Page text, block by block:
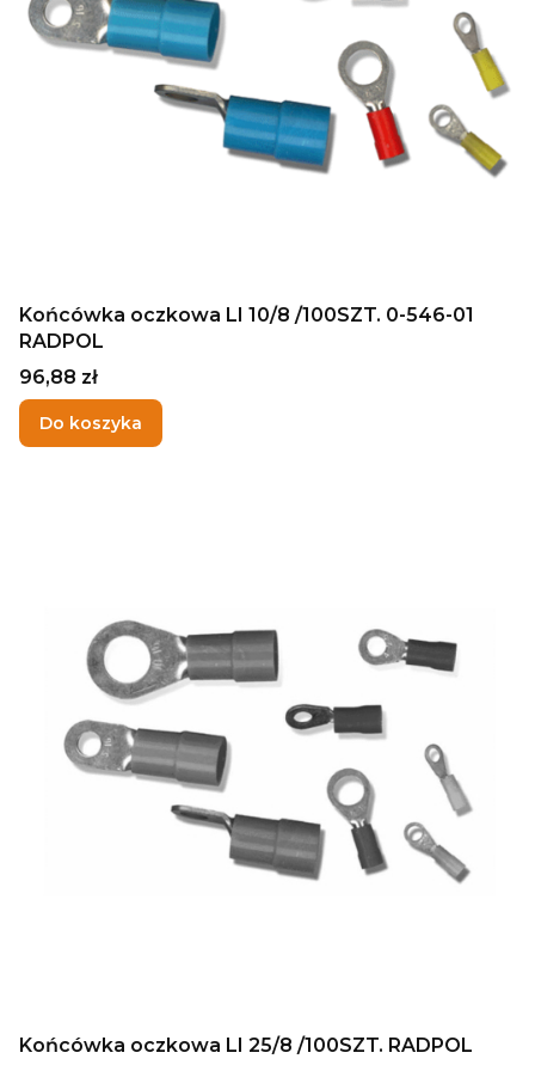
Końcówka oczkowa LI 10/8 /100SZT. 0-546-01
RADPOL
Cena
96,88 zł
Do koszyka
Końcówka oczkowa LI 25/8 /100SZT. RADPOL